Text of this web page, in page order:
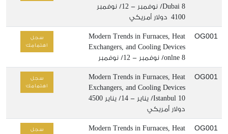
Dubai 8/ نوفمبر - 12/ نوفمبر
4100 دولار أمريكي
OG001
Modern Trends in Furnaces, Heat
Exchangers, and Cooling Devices
onlne 8/ نوفمبر - 12/ نوفمبر
سجل
اهتمامك
OG001
Modern Trends in Furnaces, Heat
Exchangers, and Cooling Devices
Istanbul 10/ يناير - 14/ يناير
دولار أمريكي
سجل
اهتمامك
OG001
Modern Trends in Furnaces, Heat
سجل